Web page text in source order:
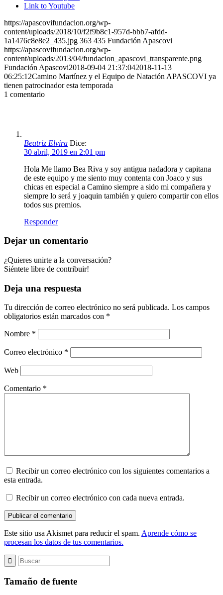
Link to Youtube
https://apascovifundacion.org/wp-
content/uploads/2018/10/f2f9b8c1-957d-bbb7-afdd-
1a1476c8e8e2_435.jpg 363 435 Fundación Apascovi
https://apascovifundacion.org/wp-
content/uploads/2013/04/fundacion_apascovi_transparente.png
Fundación Apascovi2018-09-04 21:37:042018-11-13
06:25:12Camino Martínez y el Equipo de Natación APASCOVI ya
tienen patrocinador esta temporada
1 comentario
Beatriz Elvira Dice:
30 abril, 2019 en 2:01 pm
Hola Me llamo Bea Riva y soy antigua nadadora y capitana
de este equipo y me siento muy contenta con Joaco y sus
chicas en especial a Camino siempre a sido mi compañera y
siempre lo será y joaquin también y quiero compartir con ellos
todos sus premios.
Responder
Dejar un comentario
¿Quieres unirte a la conversación?
Siéntete libre de contribuir!
Deja una respuesta
Tu dirección de correo electrónico no será publicada. Los campos
obligatorios están marcados con *
Nombre *
Correo electrónico *
Web
Comentario *
Recibir un correo electrónico con los siguientes comentarios a
esta entrada.
Recibir un correo electrónico con cada nueva entrada.
Este sitio usa Akismet para reducir el spam. Aprende cómo se
procesan los datos de tus comentarios.
Tamaño de fuente